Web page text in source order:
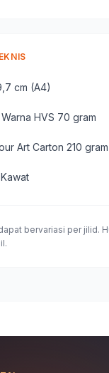
cm (A4)
HVS 70 gram
Art Carton 210 gram
bervariasi per jilid.